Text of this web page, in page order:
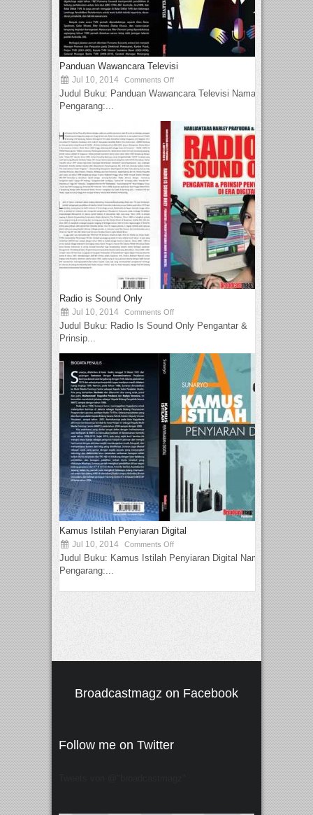
Panduan Wawancara Televisi
Jul 10, 2014 Comments Off
Judul Buku: Panduan Wawancara Televisi Nama
Pengarang:...
Radio is Sound Only
Jul 10, 2014 Comments Off
Judul Buku: Radio Is Sound Only Pengantar &
Prinsip...
Kamus Istilah Penyiaran Digital
Jul 10, 2014 Comments Off
Judul Buku: Kamus Istilah Penyiaran Digital Nama
Pengarang:...
Broadcastmagz on Facebook
Follow me on Twitter